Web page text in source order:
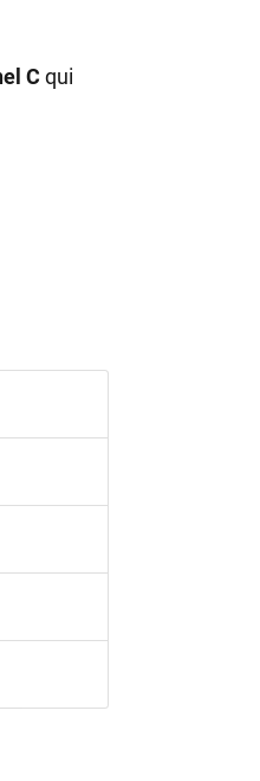
C qui